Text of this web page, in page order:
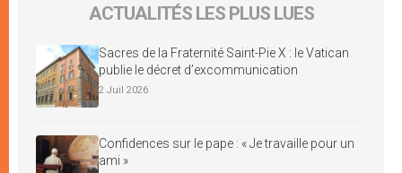
ACTUALITÉS LES PLUS LUES
Sacres de la Fraternité Saint-Pie X : le Vatican
publie le décret d’excommunication
2 Juil 2026
Confidences sur le pape : « Je travaille pour un
ami »